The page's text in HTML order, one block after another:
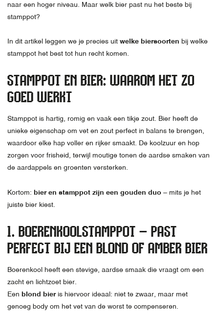
naar een hoger niveau. Maar welk bier past nu het beste bij
stamppot?
In dit artikel leggen we je precies uit welke biersoorten bij welke
stamppot het best tot hun recht komen.
STAMPPOT EN BIER: WAAROM HET ZO
GOED WERKT
Stamppot is hartig, romig en vaak een tikje zout. Bier heeft de
unieke eigenschap om vet en zout perfect in balans te brengen,
waardoor elke hap voller en rijker smaakt. De koolzuur en hop
zorgen voor frisheid, terwijl moutige tonen de aardse smaken van
de aardappels en groenten versterken.
Kortom: bier en stamppot zijn een gouden duo – mits je het
juiste bier kiest.
1. BOERENKOOLSTAMPPOT – PAST
PERFECT BIJ EEN BLOND OF AMBER BIER
Boerenkool heeft een stevige, aardse smaak die vraagt om een
zacht en lichtzoet bier.
Een blond bieris hiervoor ideaal: niet te zwaar, maar met
genoeg body om het vet van de worst te compenseren.